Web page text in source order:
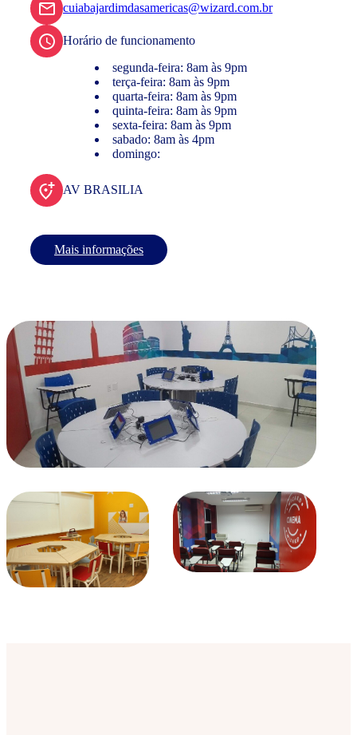
cuiabajardimdasamericas@wizard.com.br
Horário de funcionamento
segunda-feira: 8am às 9pm
terça-feira: 8am às 9pm
quarta-feira: 8am às 9pm
quinta-feira: 8am às 9pm
sexta-feira: 8am às 9pm
sabado: 8am às 4pm
domingo:
AV BRASILIA
Mais informações